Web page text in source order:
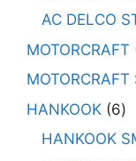
AC DELCO
MOTORCRAFT
MOTORCRAFT
HANKOOK 6
HANKOOK